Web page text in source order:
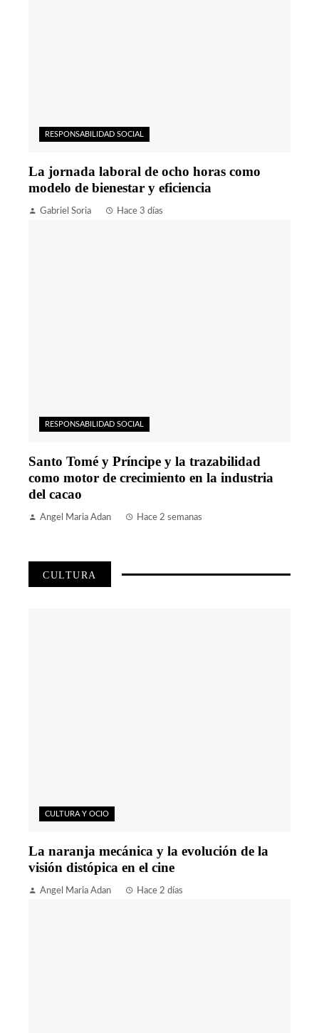
RESPONSABILIDAD SOCIAL
La jornada laboral de ocho horas como
modelo de bienestar y eficiencia
Gabriel Soria Hace 3 días
RESPONSABILIDAD SOCIAL
Santo Tomé y Príncipe y la trazabilidad
como motor de crecimiento en la industria
del cacao
Angel Maria Adan Hace 2 semanas
CULTURA
CULTURA Y OCIO
La naranja mecánica y la evolución de la
visión distópica en el cine
Angel Maria Adan Hace 2 días